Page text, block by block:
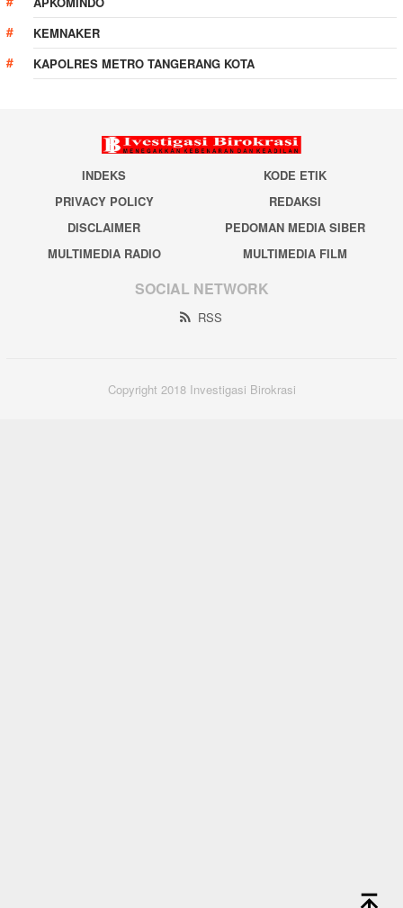
KEMNAKER
KAPOLRES METRO TANGERANG KOTA
INDEKS
KODE ETIK
PRIVACY POLICY
REDAKSI
DISCLAIMER
PEDOMAN MEDIA SIBER
MULTIMEDIA RADIO
MULTIMEDIA FILM
SOCIAL NETWORK
RSS
Copyright 2018 Investigasi Birokrasi